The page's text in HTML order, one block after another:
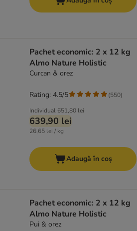
Pachet economic: 2 x 12 kg
Almo Nature Holistic
Curcan & orez
Individual 651,80 lei
639,90 lei
26,65 lei / kg
Rating: 4.5/5 (550)
Adaugă în coș
Pachet economic: 2 x 12 kg
Almo Nature Holistic
Pui & orez